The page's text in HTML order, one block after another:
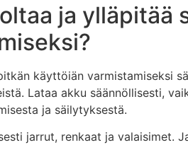
ja ylläpitää
käyttöiän varmistamiseksi
Lataa akku säännöllisesti,
ja säilytyksestä.
jarrut, renkaat ja